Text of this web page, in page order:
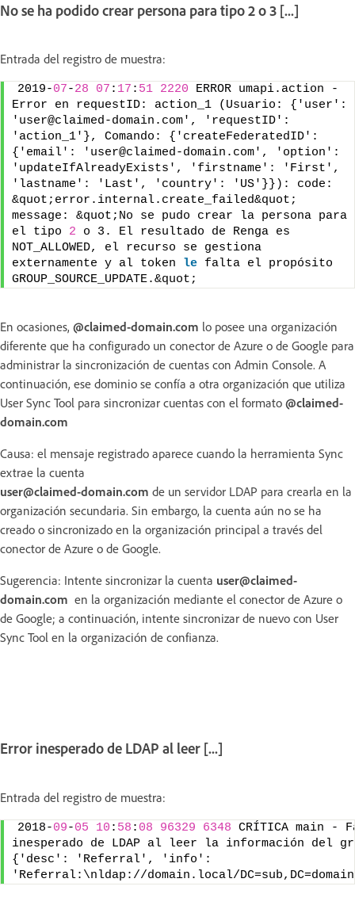
No se ha podido crear persona para tipo 2 o 3 [...]
Entrada del registro de muestra:
2019-07-28 07 : 17 : 51 2220 ERROR umapi.action -
Error en requestID: action_1 (Usuario: {'user':
'user@claimed-domain.com', 'requestID':
'action_1'}, Comando: {'createFederatedID':
{'email': 'user@claimed-domain.com', 'option':
'updateIfAlreadyExists', 'firstname': 'First',
'lastname': 'Last', 'country': 'US'}}): code:
&quot;error.internal.create_failed&quot;
message: &quot;No se pudo crear la persona para
el tipo 2 o 3. El resultado de Renga es
NOT_ALLOWED, el recurso se gestiona
externamente y al token le falta el propósito
GROUP_SOURCE_UPDATE.&quot;
En ocasiones, @claimed-domain.com lo posee una organización
diferente que ha configurado un conector de Azure o de Google para
administrar la sincronización de cuentas con Admin Console. A
continuación, ese dominio se confía a otra organización que utiliza
User Sync Tool para sincronizar cuentas con el formato @claimed-
domain.com
Causa: el mensaje registrado aparece cuando la herramienta Sync
extrae la cuenta
user@claimed-domain.com de un servidor LDAP para crearla en la
organización secundaria. Sin embargo, la cuenta aún no se ha
creado o sincronizado en la organización principal a través del
conector de Azure o de Google.
Sugerencia: Intente sincronizar la cuenta user@claimed-
domain.com en la organización mediante el conector de Azure o
de Google; a continuación, intente sincronizar de nuevo con User
Sync Tool en la organización de confianza.
Error inesperado de LDAP al leer [...]
Entrada del registro de muestra:
2018-09-05 10 : 58 : 08 96329 6348 CRÍTICA main -
inesperado de LDAP al leer la información del
{'desc': 'Referral', 'info':
'Referral:\nldap://domain.local/